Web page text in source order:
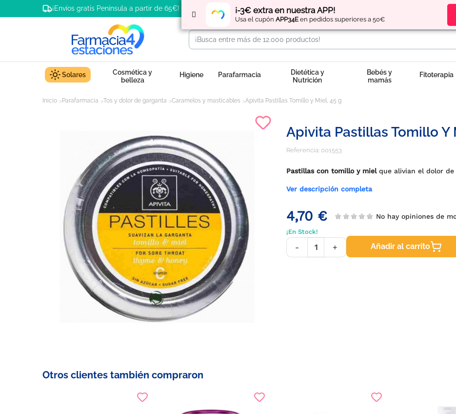
¡-3€ extra en nuestra APP!
Usa el cupón APP34E en pedidos superiores a 50€
¡Envíos gratis Península a partir de 65€! Regístratey obtén
Solares
Cosmética y
belleza
Higiene Parafarmacia
Dietética y
Nutrición
Bebés y
mamás
Fitoterapia
Inicio Parafarmacia Tos y dolor de garganta Caramelos y masticables Apivita Pastillas Tomillo y Miel, 45 g
Apivita Pastillas Tomillo Y
Referencia: 001553
Pastillas con tomillo y mielque alivian el dolor de
Ver descripción completa
4,70 € No hay opiniones de
¡En Stock!
- + Añadir al carrito
Otros clientes también compraron